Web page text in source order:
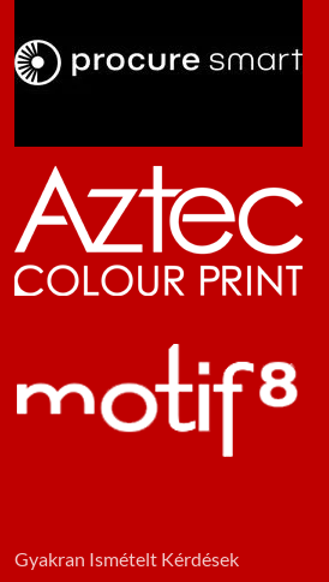
Gyakran Ismételt Kérdések